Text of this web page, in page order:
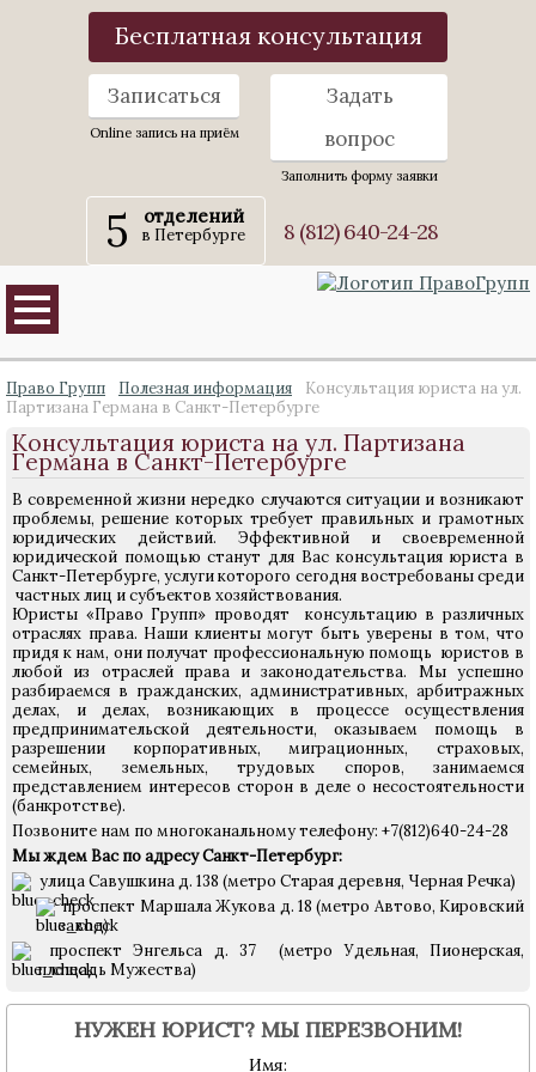
Бесплатная консультация
Записаться
Online запись на приём
Задать
вопрос
Заполнить форму заявки
5 отделений
в Петербурге 8 (812) 640-24-28
Право Групп Полезная информация
Консультация юриста на ул.
Партизана Германа в Санкт-Петербурге
Консультация юриста на ул. Партизана
Германа в Санкт-Петербурге
В современной жизни нередко случаются ситуации и возникают
проблемы, решение которых требует правильных и грамотных
юридических действий. Эффективной и своевременной
юридической помощью станут для Вас консультация юриста в
Санкт-Петербурге, услуги которого сегодня востребованы среди
частных лиц и субъектов хозяйствования.
Юристы «Право Групп» проводят консультацию в различных
отраслях права. Наши клиенты могут быть уверены в том, что
придя к нам, они получат профессиональную помощь юристов в
любой из отраслей права и законодательства. Мы успешно
разбираемся в гражданских, административных, арбитражных
делах, и делах, возникающих в процессе осуществления
предпринимательской деятельности, оказываем помощь в
разрешении корпоративных, миграционных, страховых,
семейных, земельных, трудовых споров, занимаемся
представлением интересов сторон в деле о несостоятельности
(банкротстве).
Позвоните нам по многоканальному телефону: +7(812)640-24-28
Мы ждем Вас по адресу Санкт-Петербург:
улица Савушкина д. 138 (метро Старая деревня, Черная Речка)
проспект Маршала Жукова д. 18 (метро Автово, Кировский
завод)
проспект Энгельса д. 37 (метро Удельная, Пионерская,
площадь Мужества)
НУЖЕН ЮРИСТ? МЫ ПЕРЕЗВОНИМ!
Имя: